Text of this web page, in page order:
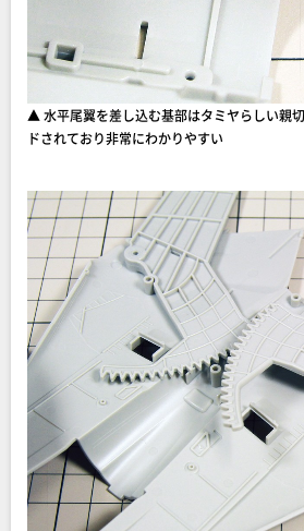
▲ 水平尾翼を差し込む基部はタミヤらしい親
ドされており非常にわかりやすい